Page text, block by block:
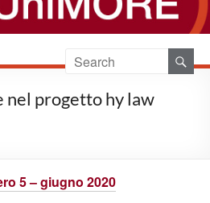
nel progetto hy law
5 – giugno 2020